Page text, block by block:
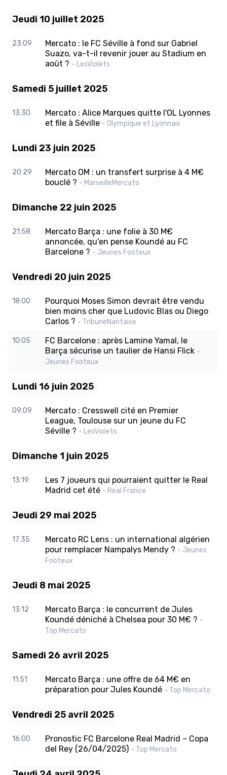
Jeudi 10 juillet 2025
23:09
Mercato : le FC Séville à fond sur Gabriel
Suazo, va-t-il revenir jouer au Stadium en
août ? - LesViolets
Samedi 5 juillet 2025
13:30
Mercato : Alice Marques quitte l'OL Lyonnes
et file à Séville - Olympique et Lyonnais
Lundi 23 juin 2025
20:29
Mercato OM : un transfert surprise à 4 M€
bouclé ? - MarseilleMercato
Dimanche 22 juin 2025
21:58
Mercato Barça : une folie à 30 M€
annoncée, qu'en pense Koundé au FC
Barcelone ? - Jeunes Footeux
Vendredi 20 juin 2025
18:00
Pourquoi Moses Simon devrait être vendu
bien moins cher que Ludovic Blas ou Diego
Carlos ? - TribuneNantaise
10:05
FC Barcelone : après Lamine Yamal, le
Barça sécurise un taulier de Hansi Flick -
Jeunes Footeux
Lundi 16 juin 2025
09:09
Mercato : Cresswell cité en Premier
League, Toulouse sur un jeune du FC
Séville ? - LesViolets
Dimanche 1 juin 2025
13:19
Les 7 joueurs qui pourraient quitter le Real
Madrid cet été - Real France
Jeudi 29 mai 2025
17:35
Mercato RC Lens : un international algérien
pour remplacer Nampalys Mendy ? - Jeunes
Footeux
Jeudi 8 mai 2025
13:12
Mercato Barça : le concurrent de Jules
Koundé déniché à Chelsea pour 30 M€ ? -
Top Mercato
Samedi 26 avril 2025
11:51
Mercato Barça : une offre de 64 M€ en
préparation pour Jules Koundé - Top Mercato
Vendredi 25 avril 2025
16:00
Pronostic FC Barcelone Real Madrid – Copa
del Rey (26/04/2025) - Top Mercato